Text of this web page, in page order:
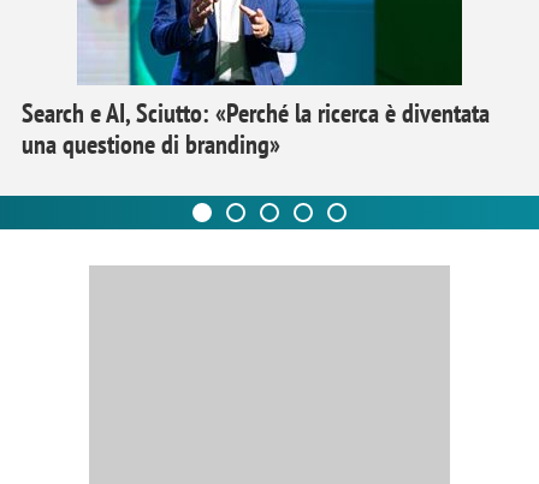
Search e AI, Sciutto: «Perché la ricerca è diventata
una questione di branding»